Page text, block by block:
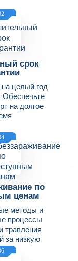
срок
целый год
Обеспечьте
на долгое
по
ценам
методы и
процессы
травления
за низкую